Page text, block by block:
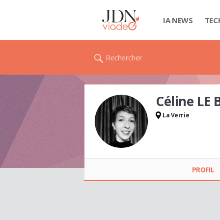
IA NEWS
Rechercher
Céline LE
La Verrie
PROFIL